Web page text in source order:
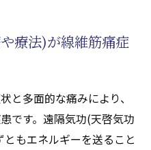
症治療の新時代
線維筋痛症
ラの役割
チャクラ調整
療法)が線維筋痛症
と多面的な痛みにより、
です。遠隔気功(天啓気功
もエネルギーを送ること